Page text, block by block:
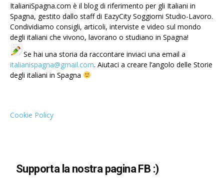
ItalianiSpagna.com è il blog di riferimento per gli Italiani in
Spagna, gestito dallo staff di EazyCity Soggiorni Studio-Lavoro.
Condividiamo consigli, articoli, interviste e video sul mondo
degli italiani che vivono, lavorano o studiano in Spagna!
Se hai una storia da raccontare inviaci una email a
italianispagna@gmail.com. Aiutaci a creare l’angolo delle Storie
degli italiani in Spagna
Cookie Policy
Supporta la nostra pagina FB :)